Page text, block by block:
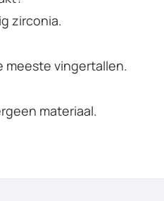
zirconia.
meeste vingertallen.
materiaal.